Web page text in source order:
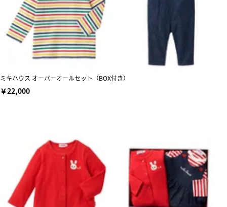
ミキハウス オーバーオールセット（BOX付き）
￥22,000